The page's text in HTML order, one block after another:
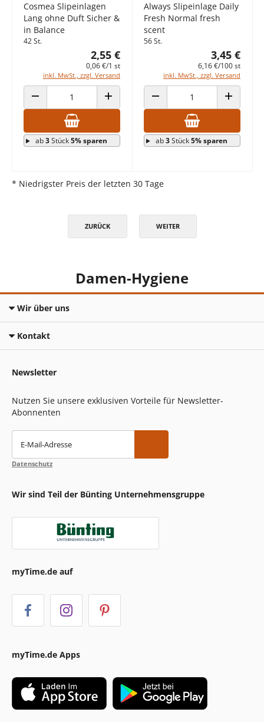
Cosmea Slipeinlagen
Lang ohne Duft Sicher &
in Balance
42 St.
2,55 €
0,06 €/1 st
inkl. MwSt., zzgl. Versand
ANZAHL VERRINGERN ANZAHL ERHÖHEN
ab3Stück5% sparen
Always Slipeinlage Daily
Fresh Normal fresh
scent
56 St.
3,45 €
6,16 €/100 st
inkl. MwSt., zzgl. Versand
ANZAHL VERRINGERN ANZAHL
ab3Stück5% sparen
* Niedrigster Preis der letzten 30 Tage
ZURÜCK WEITER
Damen-Hygiene
Wir über uns
Kontakt
Newsletter
Nutzen Sie unsere exklusiven Vorteile für Newsletter-
Abonnenten
E-Mail-Adresse
Datenschutz
Wir sind Teil der Bünting Unternehmensgruppe
myTime.de auf
myTime.de Apps